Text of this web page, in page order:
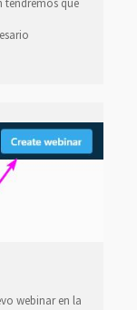
tendremos que
webinar en la